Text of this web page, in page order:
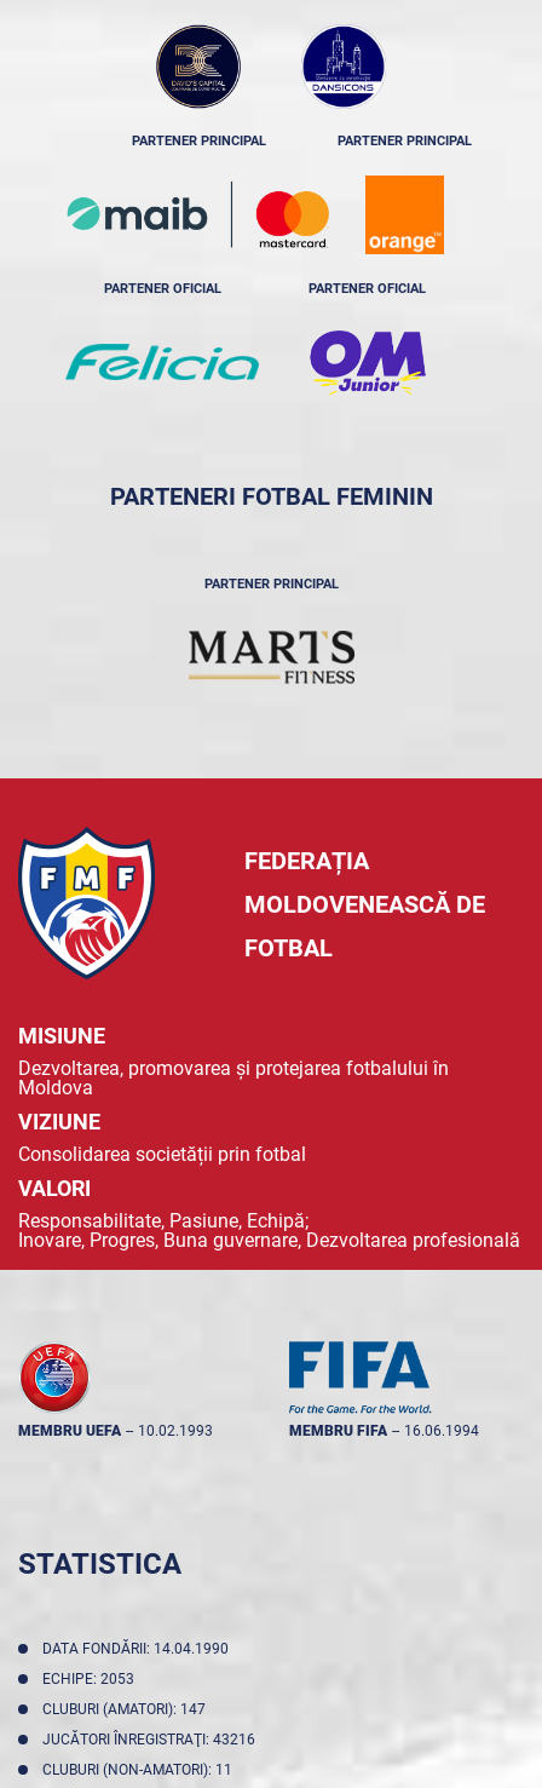
PARTENER PRINCIPAL PARTENER PRINCIPAL
PARTENER OFICIAL PARTENER OFICIAL
PARTENERI FOTBAL FEMININ
PARTENER PRINCIPAL
FEDERAȚIA
MOLDOVENEASCĂ DE
FOTBAL
MISIUNE
Dezvoltarea, promovarea și protejarea fotbalului în
Moldova
VIZIUNE
Consolidarea societății prin fotbal
VALORI
Responsabilitate, Pasiune, Echipă;
Inovare, Progres, Buna guvernare, Dezvoltarea profesională
MEMBRU UEFA -- 10.02.1993 MEMBRU FIFA -- 16.06.1994
STATISTICA
DATA FONDĂRII: 14.04.1990
ECHIPE: 2053
CLUBURI (AMATORI): 147
JUCĂTORI ÎNREGISTRAŢI: 43216
CLUBURI (NON-AMATORI): 11